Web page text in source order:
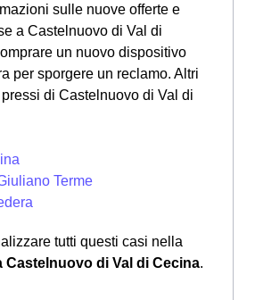
sulle nuove offerte e
a Castelnuovo di Val di
un nuovo dispositivo
per sporgere un reclamo. Altri
di Castelnuovo di Val di
Terme
tutti questi casi nella
Castelnuovo di Val di Cecina.